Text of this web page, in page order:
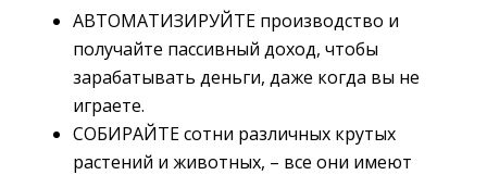
АВТОМАТИЗИРУЙТЕ производство и
получайте пассивный доход, чтобы
зарабатывать деньги, даже когда вы не
играете.
СОБИРАЙТЕ сотни различных крутых
растений и животных, – все они имеют